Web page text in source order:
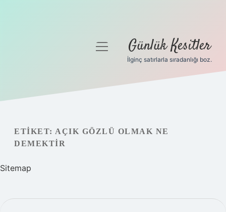
Hakkımızda
menüyü
Günlük Kesitler
İlginç satırlarla sıradanlığı boz.
ETIKET: AÇIK GÖZLÜ OLMAK NE
DEMEKTIR
Sitemap